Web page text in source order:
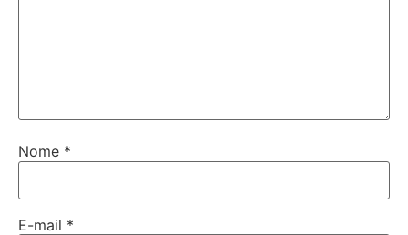
Nome *
E-mail *